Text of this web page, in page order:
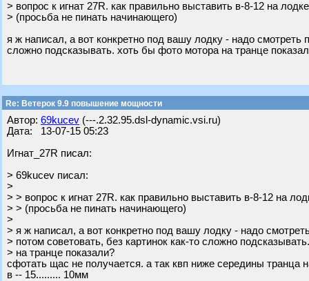
> вопрос к игнат 27R. как правильно выставить в-8-12 на
> (просьба не пинать начинающего)
я ж написал, а вот конкретно под вашу лодку - надо смотреть
сложно подсказывать. хоть бы фото мотора на транце
Re: Ветерок 9.9 повышение мощности
Автор: 69kucev (---.2.32.95.dsl-dynamic.vsi.ru)
Дата: 13-07-15 05:23
Игнат_27R писал:
> 69kucev писал:
>
> > вопрос к игнат 27R. как правильно выставить в-8-12 на
> > (просьба не пинать начинающего)
>
> я ж написал, а вот конкретно под вашу лодку - надо
> потом советовать, без картинок как-то сложно
> на транце показали?
сфотать щас не получается. а так квп ниже середины
в -- 15......... 10мм